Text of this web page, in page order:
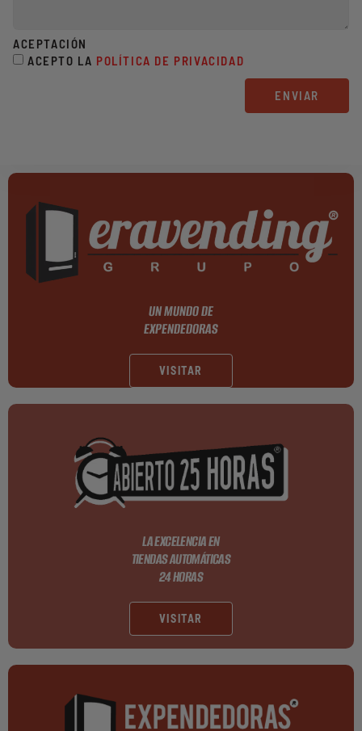
ACEPTACIÓN
ACEPTO LA POLÍTICA DE PRIVACIDAD
ENVIAR
UN MUNDO DE
EXPENDEDORAS
VISITAR
LA EXCELENCIA EN
TIENDAS AUTOMÁTICAS
24 HORAS
VISITAR